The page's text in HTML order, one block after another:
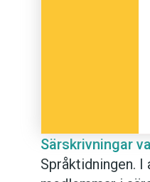
Särskrivningar
Språktidningen.